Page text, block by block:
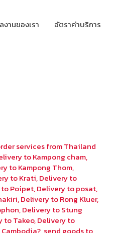
งานของเรา อัตราค่าบริการ
services from Thailand
to Kampong cham,
to Kampong Thom,
to Krati,Delivery to
Poipet,Delivery to posat,
,Delivery to Rong Kluer,
,Delivery to Stung
to Takeo,Delivery to